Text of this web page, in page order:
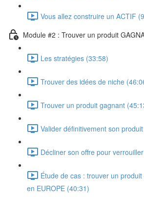
Vous allez construire un ACTIF
Module #2 : Trouver un produit
Les stratégies (33:58)
Trouver des idées de niche
Trouver un produit gagnant
Valider définitivement son
Décliner son offre pour
Étude de cas : trouver un
en EUROPE (40:31)